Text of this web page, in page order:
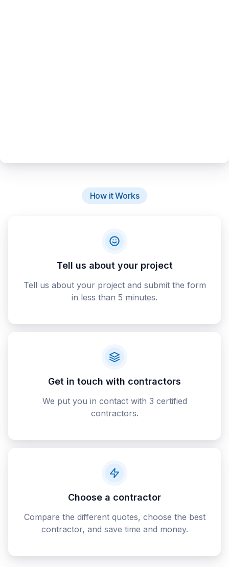
How it Works
Tell us about your project
Tell us about your project and submit the form
in less than 5 minutes.
Get in touch with contractors
We put you in contact with 3 certified
contractors.
Choose a contractor
Compare the different quotes, choose the best
contractor, and save time and money.